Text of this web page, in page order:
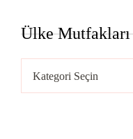
Ülke Mutfakları
Mutfakları